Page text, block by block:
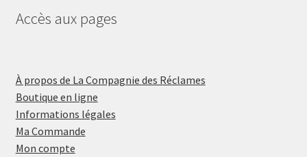
Accès aux pages
À propos de La Compagnie des Réclames
Boutique en ligne
Informations légales
Ma Commande
Mon compte